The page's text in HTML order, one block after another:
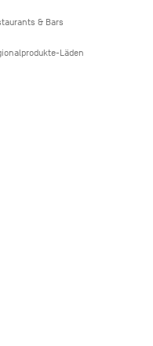
& Bars
Läden